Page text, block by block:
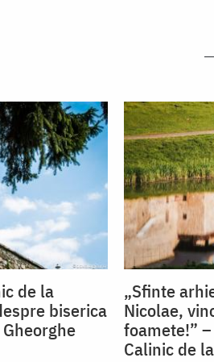
de la
biserica
„Sfinte
Nicolae,
foamete!”
Calinic de